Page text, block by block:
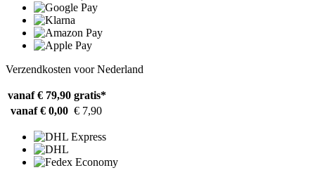
Verzendkosten voor Nederland
vanaf € 79,90 gratis*
vanaf € 0,00 € 7,90